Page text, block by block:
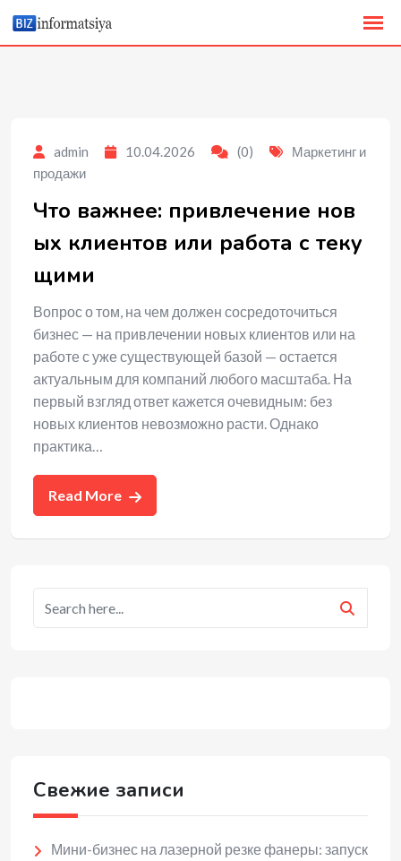
content
admin 10.04.2026 (0)
Маркетинг и
продажи
Что важнее: привлечение нов
ых клиентов или работа с теку
щими
Вопрос о том, на чем должен сосредоточиться
бизнес — на привлечении новых клиентов или на
работе с уже существующей базой — остается
актуальным для компаний любого масштаба. На
первый взгляд ответ кажется очевидным: без
новых клиентов невозможно расти. Однако
практика…
Read More
Свежие записи
Мини-бизнес на лазерной резке фанеры: запуск